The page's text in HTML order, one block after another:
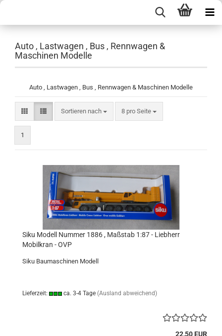
Auto , Lastwagen , Bus , Rennwagen &
Maschinen Modelle
Auto , Lastwagen , Bus , Rennwagen & Maschinen Modelle
Sortieren nach
Sortieren nach 8 pro Seite
pro Seite
1
Siku Modell Nummer 1886 , Maßstab 1:87 - Liebherr
Mobilkran - OVP
Siku Baumaschinen Modell
Lieferzeit: ca. 3-4 Tage (Ausland abweichend)
22,50 EUR